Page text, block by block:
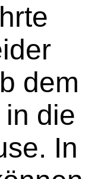
dem
die
In